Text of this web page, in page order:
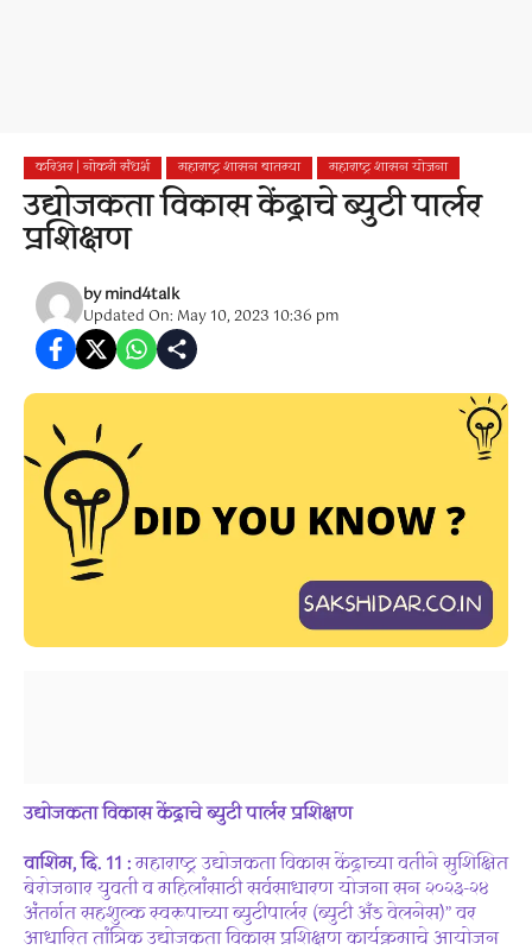
करिअर | नोकरी संधर्भ महाराष्ट्र शासन बातम्या महाराष्ट्र शासन योजना
उद्योजकता विकास केंद्राचे ब्युटी पार्लर
प्रशिक्षण
bymind4talk
Updated On: May 10, 2023 10:36 pm
उद्योजकता विकास केंद्राचे ब्युटी पार्लर प्रशिक्षण
वाशिम, दि. 11 :महाराष्ट्र उद्योजकता विकास केंद्राच्या वतीने सुशिक्षित
बेरोजगार युवती व महिलांसाठी सर्वसाधारण योजना सन २०२३-२४
अंतर्गत सहशुल्क स्वरूपाच्या ब्युटीपार्लर (ब्युटी अँड वेलनेस)” वर
आधारित तांत्रिक उद्योजकता विकास प्रशिक्षण कार्यक्रमाचे आयोजन